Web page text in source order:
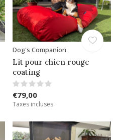
Dog's Companion
Lit pour chien rouge
coating
€79,00
Taxes incluses